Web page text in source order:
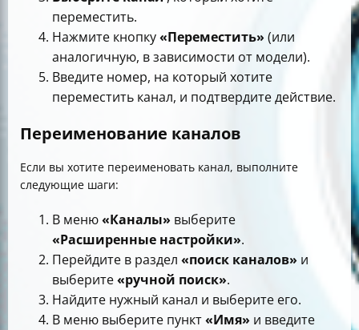
переместить.
Нажмите кнопку«Переместить» (или
аналогичную, в зависимости от модели).
Введите номер, на который хотите
переместить канал, и подтвердите действие.
Переименование каналов
Если вы хотите переименовать канал, выполните
следующие шаги:
В меню«Каналы» выберите
«Расширенные настройки».
Перейдите в раздел «поиск каналов» и
выберите«ручной поиск».
Найдите нужный канал и выберите его.
В меню выберите пункт«Имя» и введите